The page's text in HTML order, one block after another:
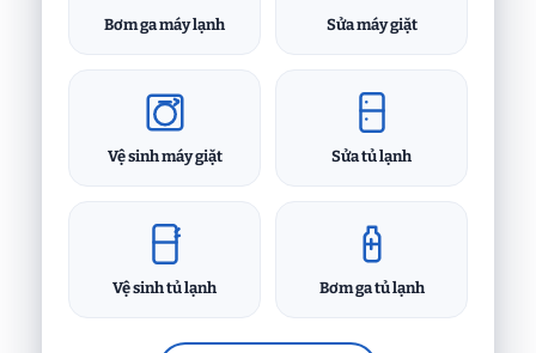
Bơm ga máy lạnh Sửa máy giặt
Vệ sinh máy giặt Sửa tủ lạnh
Vệ sinh tủ lạnh Bơm ga tủ lạnh